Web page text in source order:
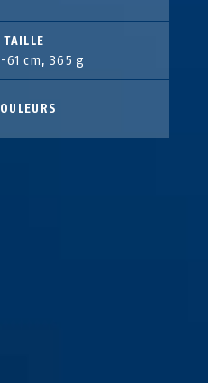
TAILLE
61 cm, 365 g